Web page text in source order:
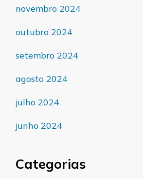
novembro 2024
outubro 2024
setembro 2024
agosto 2024
julho 2024
junho 2024
Categorias